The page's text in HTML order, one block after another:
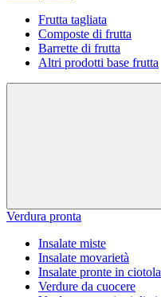
Frutta tagliata
Composte di frutta
Barrette di frutta
Altri prodotti base frutta
Verdura pronta
Insalate miste
Insalate movarietà
Insalate pronte in ciotola
Verdure da cuocere